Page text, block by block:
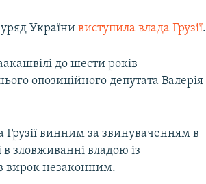
Українивиступила влада Грузії.
до шести років
опозиційного депутата Валерія
Грузії винним за звинуваченням в
зловживанні владою із
вирок незаконним.